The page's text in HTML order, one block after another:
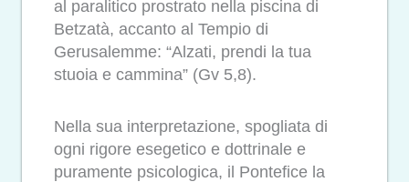
al paralitico prostrato nella piscina di
Betzatà, accanto al Tempio di
Gerusalemme: “Alzati, prendi la tua
stuoia e cammina” (Gv 5,8).
Nella sua interpretazione, spogliata di
ogni rigore esegetico e dottrinale e
puramente psicologica, il Pontefice la